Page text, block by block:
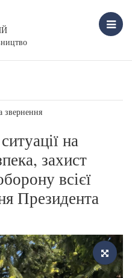
звернення
на
захист
всієї
Президента